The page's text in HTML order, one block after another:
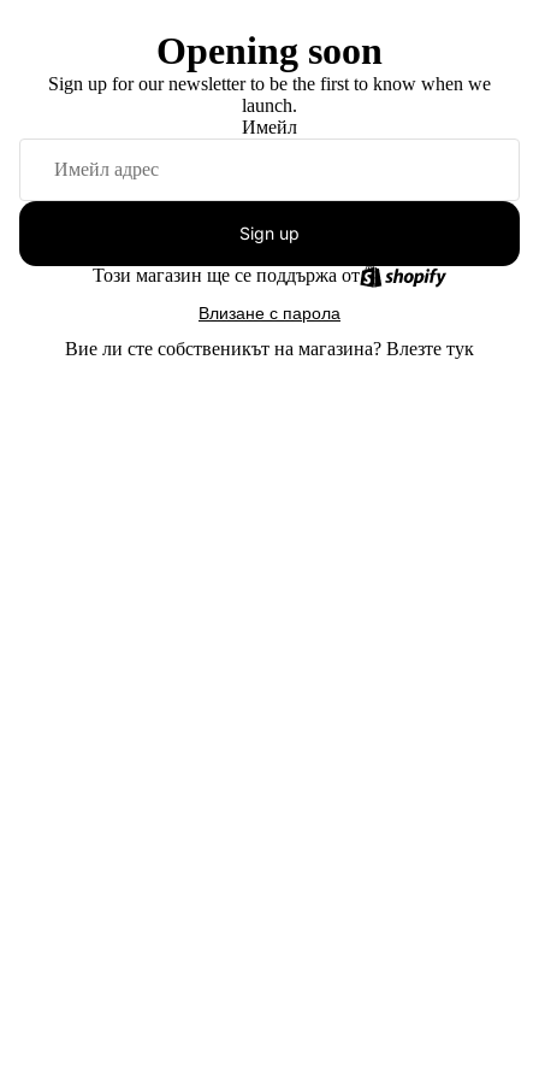
Opening soon
Sign up for our newsletter to be the first to know when we
launch.
Имейл
Sign up
Този магазин ще се поддържа от
Влизане с парола
Вие ли сте собственикът на магазина? Влезте тук